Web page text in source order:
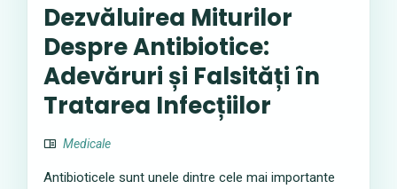
Dezvăluirea Miturilor
Despre Antibiotice:
Adevăruri și Falsități în
Tratarea Infecțiilor
Medicale
Antibioticele sunt unele dintre cele mai importante